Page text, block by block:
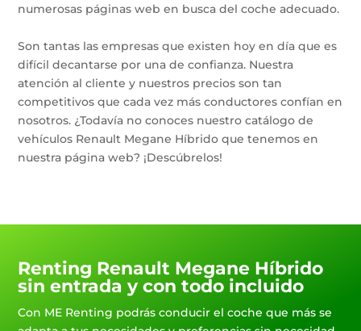
numerosas páginas web en busca del coche adecuado.
Son tantas las empresas que existen hoy en día que es
difícil decantarse por una de confianza. Nuestra
atención al cliente y nuestros precios son tan
competitivos que cada vez más conductores confían en
nosotros. ¿Todavía no conoces nuestro catálogo de
vehículos Renault Megane Híbrido que tenemos en
nuestra página web? ¡Descúbrelos!
Renting Renault Megane Híbrido
sin entrada y con todo incluido
Con ME Renting podrás conducir el coche que más se